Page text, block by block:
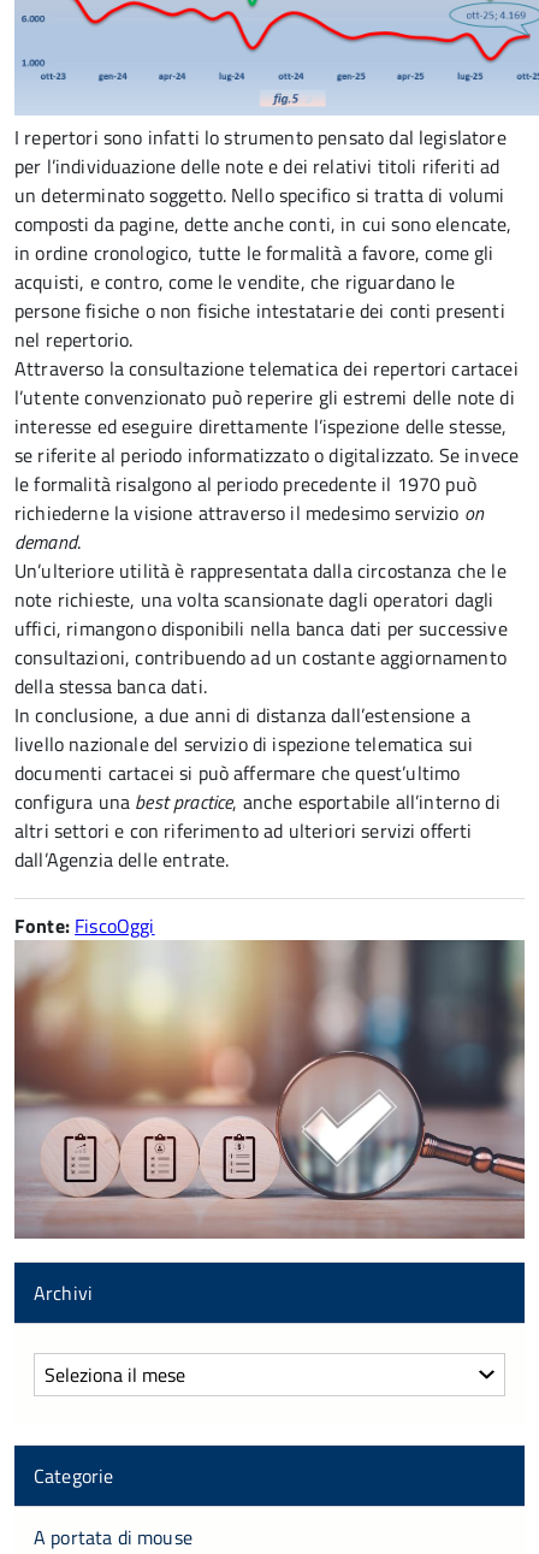
I repertori sono infatti lo strumento pensato dal legislatore
per l’individuazione delle note e dei relativi titoli riferiti ad
un determinato soggetto. Nello specifico si tratta di volumi
composti da pagine, dette anche conti, in cui sono elencate,
in ordine cronologico, tutte le formalità a favore, come gli
acquisti, e contro, come le vendite, che riguardano le
persone fisiche o non fisiche intestatarie dei conti presenti
nel repertorio.
Attraverso la consultazione telematica dei repertori cartacei
l’utente convenzionato può reperire gli estremi delle note di
interesse ed eseguire direttamente l’ispezione delle stesse,
se riferite al periodo informatizzato o digitalizzato. Se invece
le formalità risalgono al periodo precedente il 1970 può
richiederne la visione attraverso il medesimo servizio on
demand.
Un’ulteriore utilità è rappresentata dalla circostanza che le
note richieste, una volta scansionate dagli operatori dagli
uffici, rimangono disponibili nella banca dati per successive
consultazioni, contribuendo ad un costante aggiornamento
della stessa banca dati.
In conclusione, a due anni di distanza dall’estensione a
livello nazionale del servizio di ispezione telematica sui
documenti cartacei si può affermare che quest’ultimo
configura una best practice, anche esportabile all’interno di
altri settori e con riferimento ad ulteriori servizi offerti
dall’Agenzia delle entrate.
Fonte: FiscoOggi
Archivi
Archivi
Categorie
A portata di mouse